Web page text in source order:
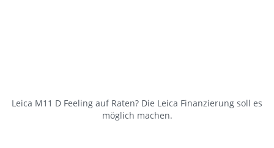
Leica M11 D Feeling auf Raten? Die Leica Finanzierung soll es
möglich machen.